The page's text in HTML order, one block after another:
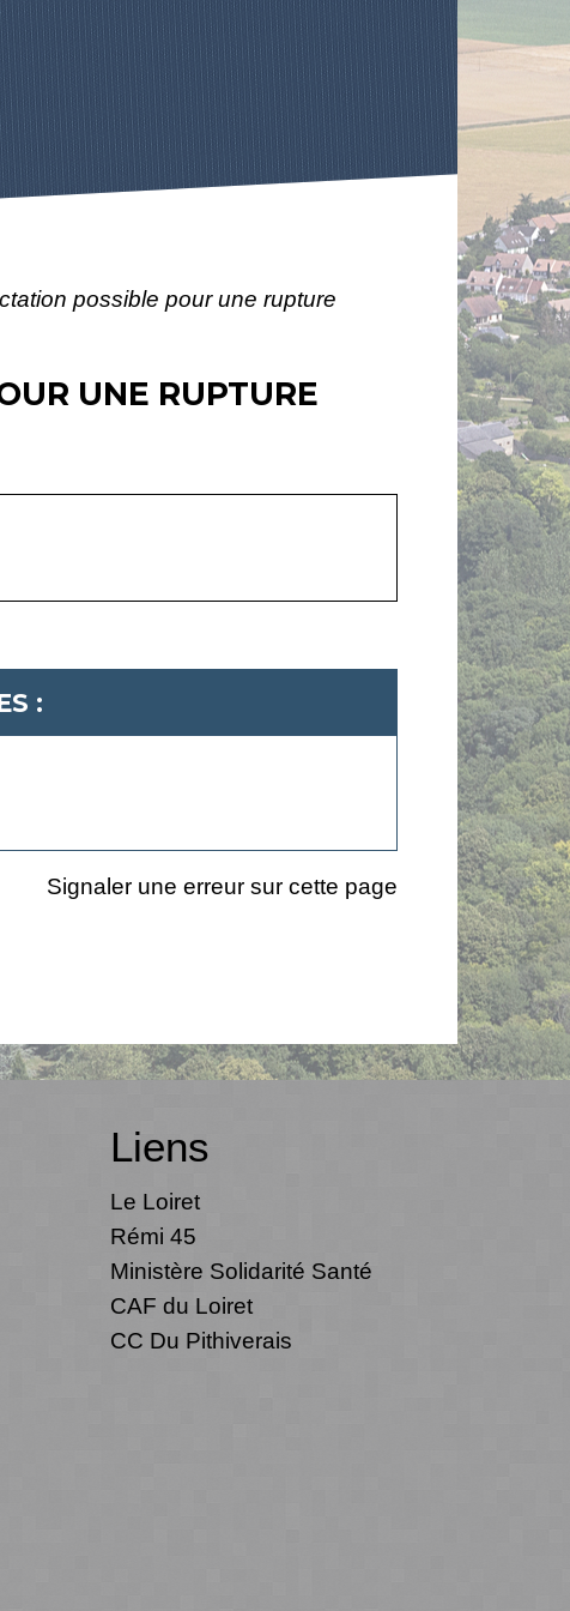
possible pour une rupture
UNE RUPTURE
:
Signaler une erreur sur cette page
Liens
Le Loiret
Rémi 45
Ministère Solidarité Santé
CAF du Loiret
CC Du Pithiverais